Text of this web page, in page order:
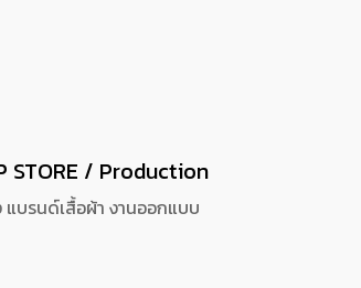
STORE / Production
บรนด์เสื้อผ้า งานออกแบบ